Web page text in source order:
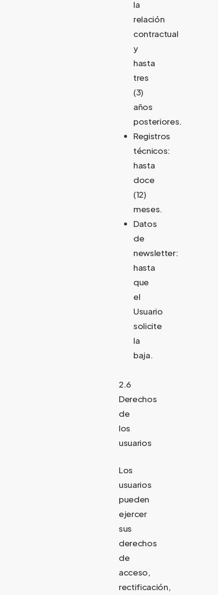
la
relación
contractual
y
hasta
tres
(3)
años
posteriores.
Registros
técnicos:
hasta
doce
(12)
meses.
Datos
de
newsletter:
hasta
que
el
Usuario
solicite
la
baja.
2.6
Derechos
de
los
usuarios
Los
usuarios
pueden
ejercer
sus
derechos
de
acceso,
rectificación,